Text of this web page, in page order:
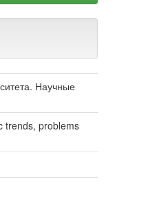
Научные
trends, problems